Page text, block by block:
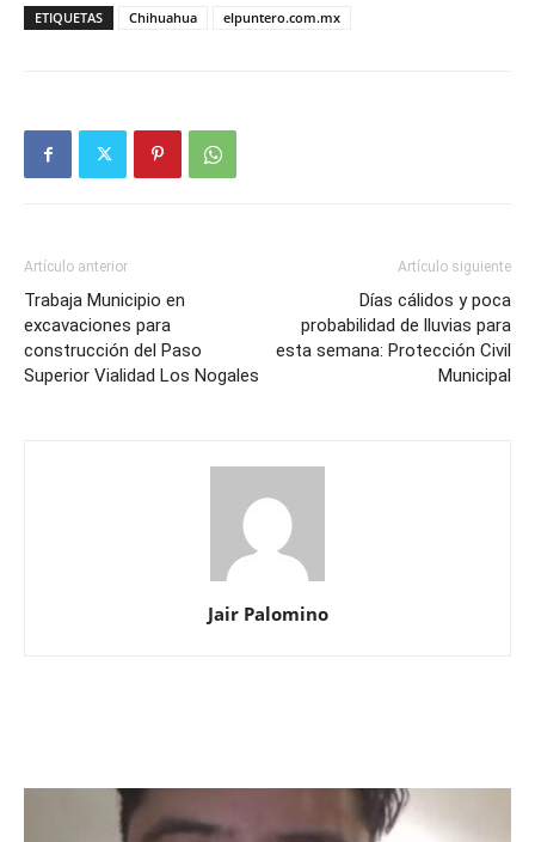
ETIQUETAS Chihuahua elpuntero.com.mx
Artículo anterior
Trabaja Municipio en
excavaciones para
construcción del Paso
Superior Vialidad Los Nogales
Artículo siguiente
Días cálidos y poca
probabilidad de lluvias para
esta semana: Protección Civil
Municipal
Jair Palomino